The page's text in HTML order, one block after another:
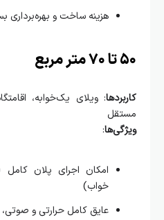
هزینه ساخت و بهره‌برداری بسیار پایین
: ویلای یک‌خوابه، اقامتگاه
امکان اجرای پلان کامل
عایق کامل حرارتی و صوتی، مناسب